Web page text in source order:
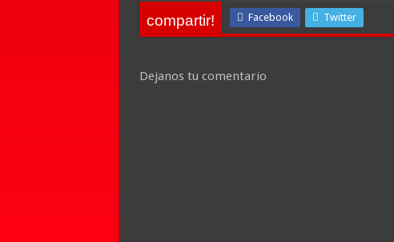
compartir! Facebook Twitter
Dejanos tu comentario